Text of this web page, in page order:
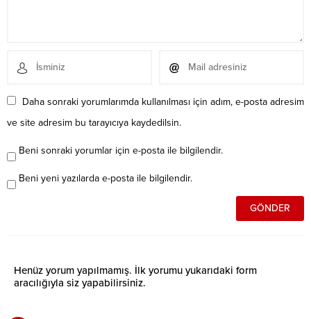
Daha sonraki yorumlarımda kullanılması için adım, e-posta adresim
ve site adresim bu tarayıcıya kaydedilsin.
Beni sonraki yorumlar için e-posta ile bilgilendir.
Beni yeni yazılarda e-posta ile bilgilendir.
Henüz yorum yapılmamış. İlk yorumu yukarıdaki form
aracılığıyla siz yapabilirsiniz.